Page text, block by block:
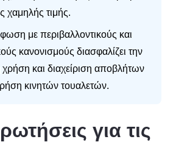
χαμηλής τιμής.
με περιβαλλοντικούς και
κανονισμούς διασφαλίζει την
και διαχείριση αποβλήτων
κινητών τουαλετών.
για τις